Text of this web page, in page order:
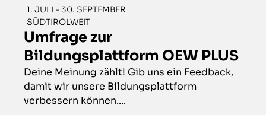
1. JULI - 30. SEPTEMBER
SÜDTIROLWEIT
Umfrage zur
Bildungsplattform OEW PLUS
Deine Meinung zählt! Gib uns ein Feedback,
damit wir unsere Bildungsplattform
verbessern können....